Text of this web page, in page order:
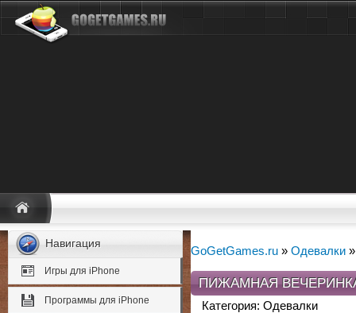
Навигация
Игры для iPhone
Программы для iPhone
GoGetGames.ru » Одевалки
ПИЖАМНАЯ
Категория: Одевалки